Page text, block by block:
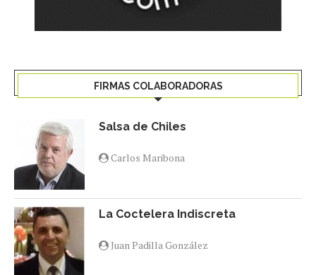
FIRMAS COLABORADORAS
Salsa de Chiles
Carlos Maribona
La Coctelera Indiscreta
Juan Padilla González